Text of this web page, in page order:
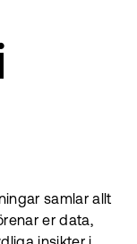
samlar allt
er data,